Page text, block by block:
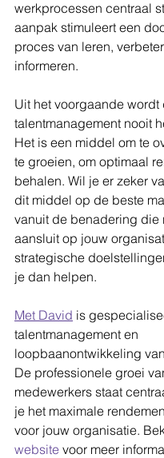
werkprocessen centraal
aanpak stimuleert een
proces van leren,
informeren.
Uit het voorgaande
talentmanagement nooit
Het is een middel om te
te groeien, om optimaal
behalen. Wil je er zeker
dit middel op de beste
vanuit de benadering die
aansluit op jouw
strategische
je dan helpen.
Met David is
talentmanagement en
loopbaanontwikkeling
De professionele groei
medewerkers staat
je het maximale
voor jouw organisatie.
website voor meer